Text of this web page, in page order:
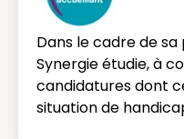
Dans le cadre de
Synergie étudie, à
candidatures dont
situation de